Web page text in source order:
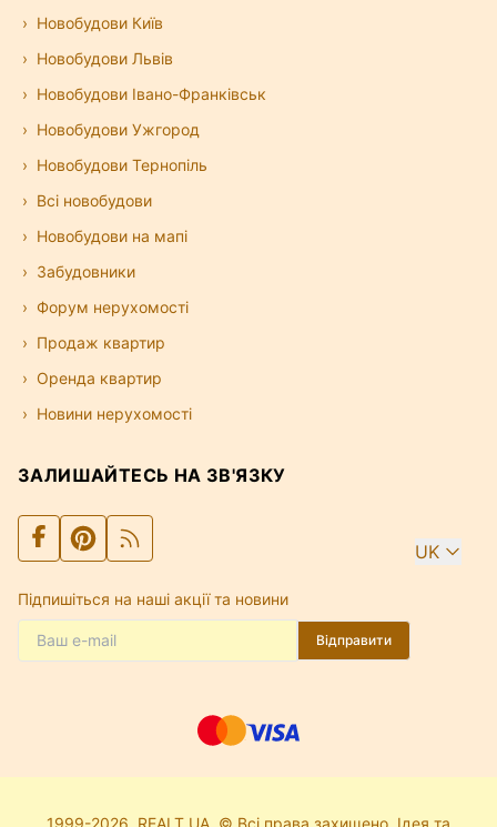
Новобудови Київ
Новобудови Львів
Новобудови Івано-Франківськ
Новобудови Ужгород
Новобудови Тернопіль
Всі новобудови
Новобудови на мапі
Забудовники
Форум нерухомості
Продаж квартир
Оренда квартир
Новини нерухомості
ЗАЛИШАЙТЕСЬ НА ЗВ'ЯЗКУ
UK
Підпишіться на наші акції та новини
Відправити
1999-2026. REALT.UA. © Всі права захищено. Ідея та